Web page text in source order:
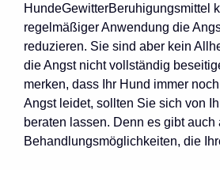
HundeGewitterBeruhigungsmittel
regelmäßiger Anwendung die
reduzieren. Sie sind aber kein
die Angst nicht vollständig
merken, dass Ihr Hund immer
Angst leidet, sollten Sie sich von
beraten lassen. Denn es gibt auch
Behandlungsmöglichkeiten, die